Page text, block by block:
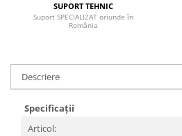
SUPORT TEHNIC
Suport SPECIALIZAT oriunde în
România
Descriere
Specificații
Articol: